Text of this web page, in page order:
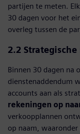
partijen te meten.
30 dagen voor het
overleg tussen de
2.2
Binnen 30 dagen na
dienstenaddendum
accounts aan als
rekeningen op
verkoopplannen
op naam,